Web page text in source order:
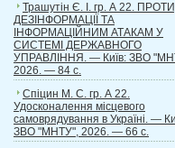
Трашутін Є. І. гр. А 22.
ДЕЗІНФОРМАЦІЇ ТА
ІНФОРМАЦІЙНИМ АТАКАМ У
СИСТЕМІ ДЕРЖАВНОГО
УПРАВЛІННЯ. — Київ: ЗВО
2026. — 84 с.
Спіцин М. С. гр. А 22.
Удосконалення місцевого
самоврядування в Україні. —
ЗВО "МНТУ", 2026. — 66 с.